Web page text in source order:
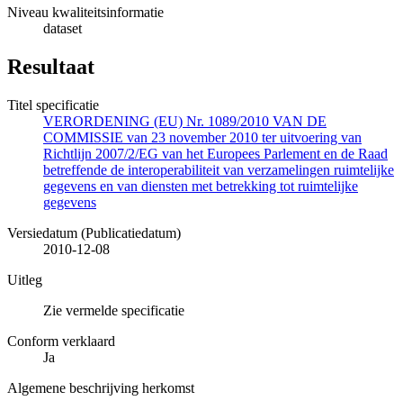
Niveau kwaliteitsinformatie
dataset
Resultaat
Titel specificatie
VERORDENING (EU) Nr. 1089/2010 VAN DE
COMMISSIE van 23 november 2010 ter uitvoering van
Richtlijn 2007/2/EG van het Europees Parlement en de Raad
betreffende de interoperabiliteit van verzamelingen ruimtelijke
gegevens en van diensten met betrekking tot ruimtelijke
gegevens
Versiedatum (Publicatiedatum)
2010-12-08
Uitleg
Zie vermelde specificatie
Conform verklaard
Ja
Algemene beschrijving herkomst